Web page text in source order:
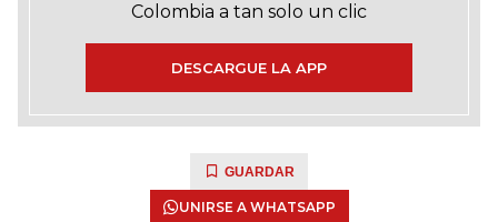
Colombia a tan solo un clic
DESCARGUE LA APP
GUARDAR
UNIRSE A WHATSAPP